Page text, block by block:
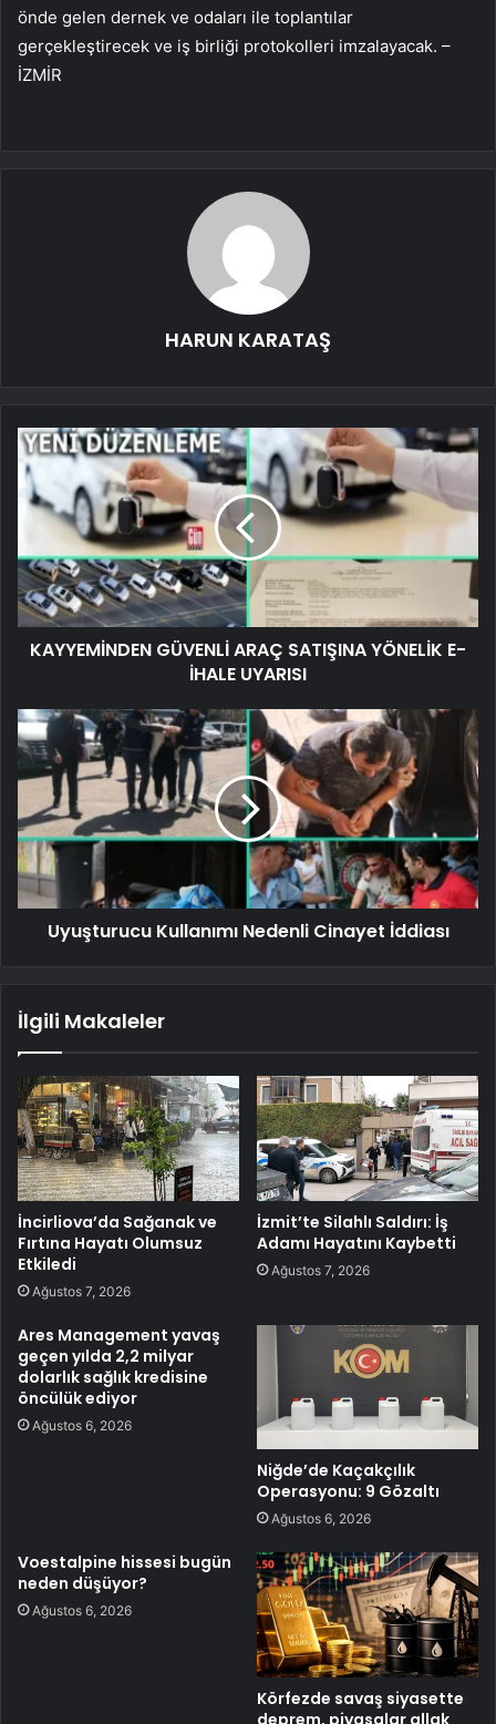
önde gelen dernek ve odaları ile toplantılar
gerçekleştirecek ve iş birliği protokolleri imzalayacak. –
İZMİR
HARUN KARATAŞ
KAYYEMİNDEN GÜVENLİ ARAÇ SATIŞINA YÖNELİK E-
İHALE UYARISI
Uyuşturucu Kullanımı Nedenli Cinayet İddiası
İlgili Makaleler
İncirliova’da Sağanak ve
Fırtına Hayatı Olumsuz
Etkiledi
Ağustos 7, 2026
İzmit’te Silahlı Saldırı: İş
Adamı Hayatını Kaybetti
Ağustos 7, 2026
Ares Management yavaş
geçen yılda 2,2 milyar
dolarlık sağlık kredisine
öncülük ediyor
Ağustos 6, 2026
Niğde’de Kaçakçılık
Operasyonu: 9 Gözaltı
Ağustos 6, 2026
Voestalpine hissesi bugün
neden düşüyor?
Ağustos 6, 2026
Körfezde savaş siyasette